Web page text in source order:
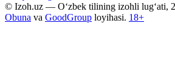
© Izoh.uz — O‘zbek tilining izohli lug‘ati,
Obuna va GoodGroup loyihasi. 18+